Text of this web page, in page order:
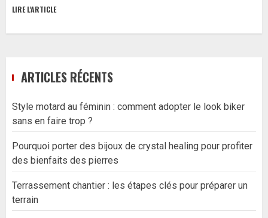
LIRE L'ARTICLE
ARTICLES RÉCENTS
Style motard au féminin : comment adopter le look biker
sans en faire trop ?
Pourquoi porter des bijoux de crystal healing pour profiter
des bienfaits des pierres
Terrassement chantier : les étapes clés pour préparer un
terrain